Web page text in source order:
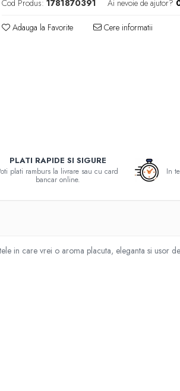
Cod Produs: 1781870391 Ai nevoie de ajutor?
Adauga la Favorite Cere informatii
PLATI RAPIDE SI SIGURE
plati ramburs la livrare sau cu card
bancar online.
In
in care vrei o aroma placuta, eleganta si usor